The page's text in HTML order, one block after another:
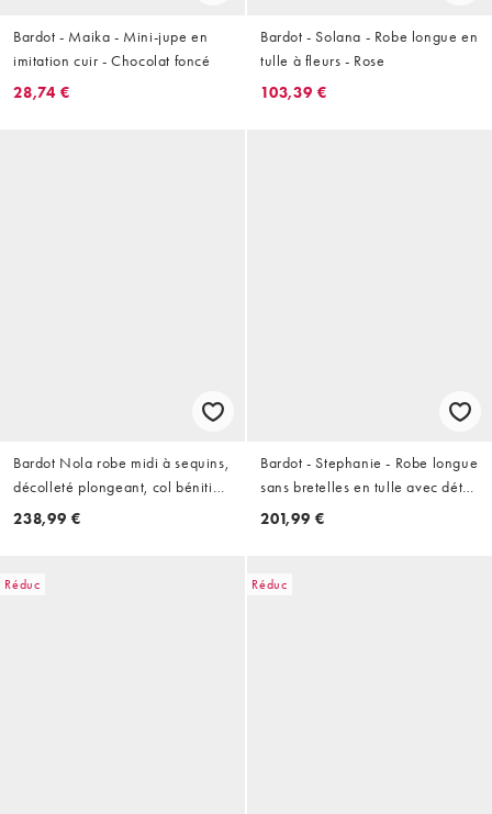
Bardot - Maika - Mini-jupe en
imitation cuir - Chocolat foncé
28,74 €
Bardot - Solana - Robe longue en
tulle à fleurs - Rose
103,39 €
Bardot Nola robe midi à sequins,
décolleté plongeant, col bénitier
et dos nu, prune foncé
238,99 €
Bardot - Stephanie - Robe longue
sans bretelles en tulle avec détail
métallique - Imprimé abstrait
201,99 €
Réduc Réduc